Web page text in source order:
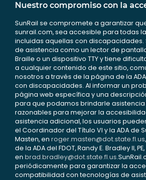
Nuestro compromiso con la
SunRail se compromete a garantizar
sunrail.com, sea accesible para todas
incluidas aquellas con discapacidades.
de asistencia como un lector de
Braille o un dispositivo TTY y tiene
a cualquier contenido de este sitio,
nosotros a través de la página de la
con discapacidades. Al informar un
página web específica y una
para que podamos brindarle asistencia
razonables para mejorar la
asistencia adicional, los usuarios
el Coordinador del Título VI y la ADA de
Masten, en roger.masten@dot.state.fl.us
de la ADA del FDOT, Randy E. Bradley II, PE,
en brad.bradley@dot.state.fl.us
periódicamente para garantizar la
compatibilidad con tecnologías de